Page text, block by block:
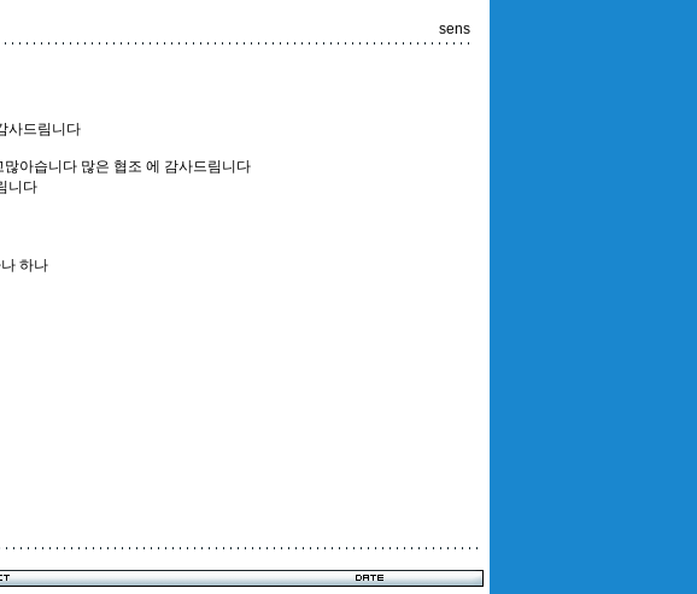
sens
사드림니다
아습니다 많은 협조 에 감사드림니다
니다
하나